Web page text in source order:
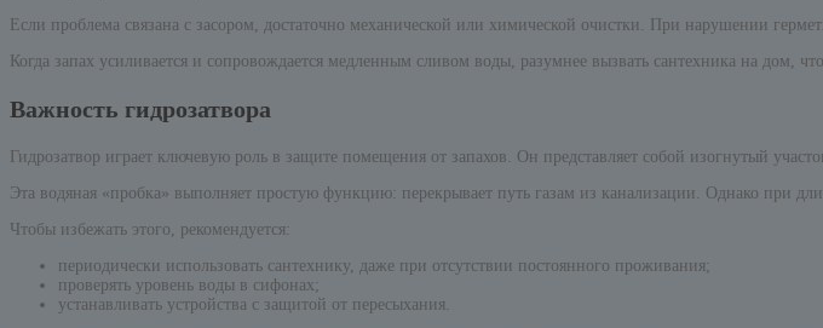
Если проблема связана с засором, достаточно механической или химической очистки. При нарушении
Когда запах усиливается и сопровождается медленным сливом воды, разумнее вызвать сантехника на дом,
Важность гидрозатвора
Гидрозатвор играет ключевую роль в защите помещения от запахов. Он представляет собой изогнутый
Эта водяная «пробка» выполняет простую функцию: перекрывает путь газам из канализации. Однако при
Чтобы избежать этого, рекомендуется:
периодически использовать сантехнику, даже при отсутствии постоянного проживания;
проверять уровень воды в сифонах;
устанавливать устройства с защитой от пересыхания.